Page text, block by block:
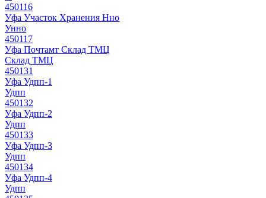
450116
Уфа Участок Хранения Нно
Унно
450117
Уфа Почтамт Склад ТМЦ
Склад ТМЦ
450131
Уфа Удпп-1
Удпп
450132
Уфа Удпп-2
Удпп
450133
Уфа Удпп-3
Удпп
450134
Уфа Удпп-4
Удпп